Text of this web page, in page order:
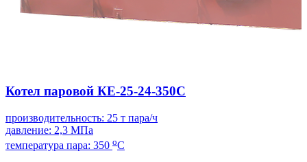
Котел паровой КЕ-25-24-350С
производительность: 25 т пара/ч
давление: 2,3 МПа
температура пара: 350 оС